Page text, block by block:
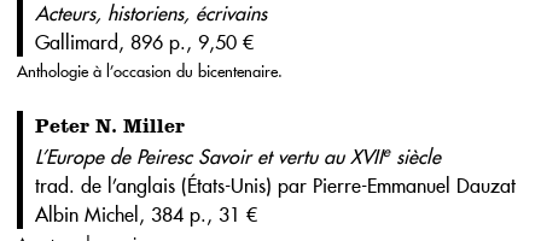
Acteurs, historiens, écrivains
Gallimard, 896 p., 9,50 €
Anthologie à l’occasion du bicentenaire.
Peter N. Miller
L’Europe de Peiresc Savoir et vertu au XVIIesiècle
trad. de l’anglais (États-Unis) par Pierre-Emmanuel Dauzat
Albin Michel, 384 p., 31 €